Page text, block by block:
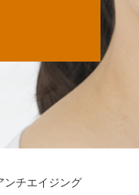
ンチエイジング